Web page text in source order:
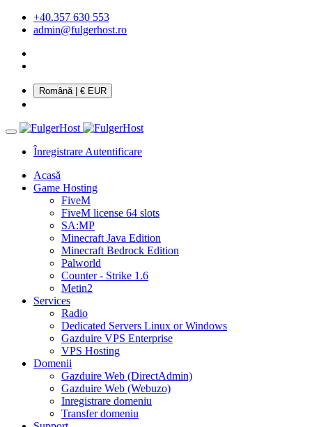
+40.357 630 553
admin@fulgerhost.ro
Română| € EUR
Înregistrare Autentificare
Acasă
Game Hosting
FiveM
FiveM license 64 slots
SA:MP
Minecraft Java Edition
Minecraft Bedrock Edition
Palworld
Counter - Strike 1.6
Metin2
Services
Radio
Dedicated Servers Linux or Windows
Gazduire VPS Enterprise
VPS Hosting
Domenii
Gazduire Web (DirectAdmin)
Gazduire Web (Webuzo)
Inregistrare domeniu
Transfer domeniu